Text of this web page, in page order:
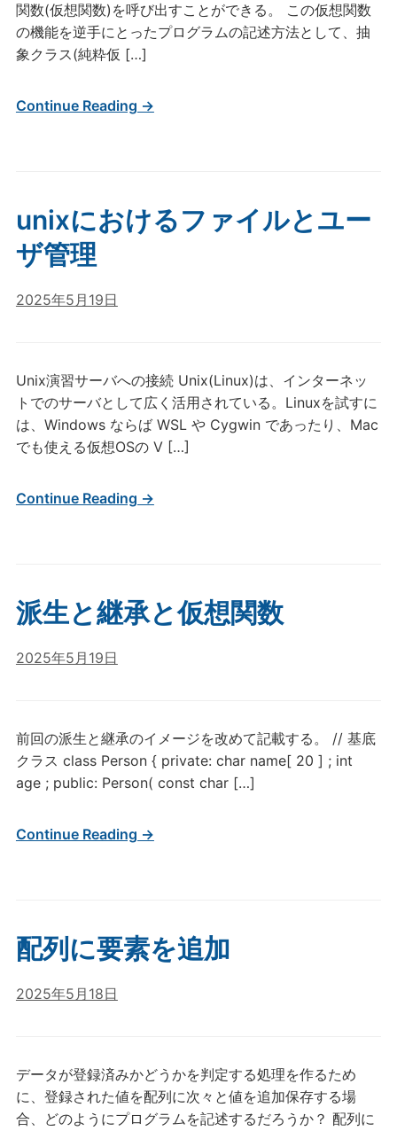
関数(仮想関数)を呼び出すことができる。 この仮想関数
の機能を逆手にとったプログラムの記述方法として、抽
象クラス(純粋仮 […]
Continue Reading →
unixにおけるファイルとユー
ザ管理
2025年5月19日
Unix演習サーバへの接続 Unix(Linux)は、インターネッ
トでのサーバとして広く活用されている。Linuxを試すに
は、Windows ならば WSL や Cygwin であったり、Mac
でも使える仮想OSの V […]
Continue Reading →
派生と継承と仮想関数
2025年5月19日
前回の派生と継承のイメージを改めて記載する。 // 基底
クラス class Person { private: char name[ 20 ] ; int
age ; public: Person( const char […]
Continue Reading →
配列に要素を追加
2025年5月18日
データが登録済みかどうかを判定する処理を作るため
に、登録された値を配列に次々と値を追加保存する場
合、どのようにプログラムを記述するだろうか？ 配列に